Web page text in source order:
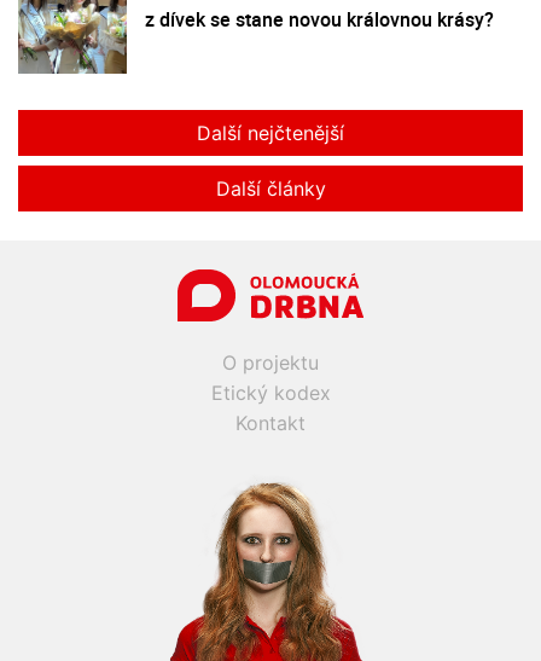
z dívek se stane novou královnou krásy?
Další nejčtenější
Další články
O projektu
Etický kodex
Kontakt